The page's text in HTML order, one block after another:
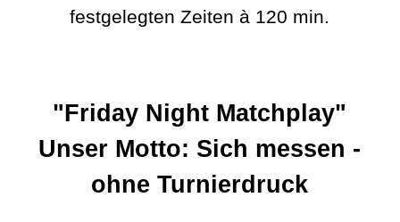
festgelegten Zeiten à 120 min.
"Friday Night Matchplay"
Unser Motto: Sich messen -
ohne Turnierdruck